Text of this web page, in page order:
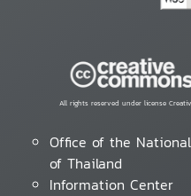
All rights reserved under license
Office of the
of Thailand
Information Center